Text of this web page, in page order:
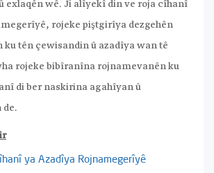
exlaqên wê. Ji alîyekî din ve roja cîhanî
rojeke piştgirîya dezgehên
ku tên çewisandin û azadîya wan tê
rojeke bibîranîna rojnamevanên ku
di ber naskirina agahîyan û
ya Azadîya Rojnamegerîyê